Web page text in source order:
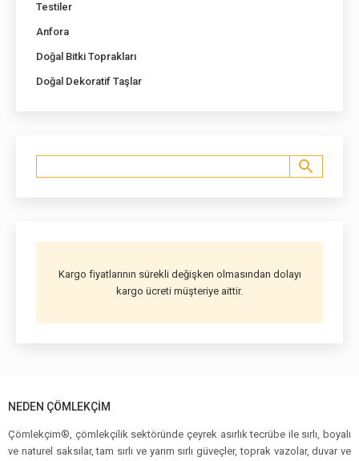
Testiler
Anfora
Doğal Bitki Toprakları
Doğal Dekoratif Taşlar
Kargo fiyatlarının sürekli değişken olmasından dolayı
kargo ücreti müşteriye aittir.
NEDEN ÇÖMLEKÇIM
Çömlekçim®, çömlekçilik sektöründe çeyrek asırlık tecrübe ile sırlı, boyalı
ve naturel saksılar, tam sırlı ve yarım sırlı güveçler, toprak vazolar, duvar ve